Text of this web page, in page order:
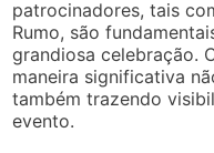
patrocinadores, tais
Rumo, são
grandiosa celebração.
maneira significativa
também trazendo
evento.